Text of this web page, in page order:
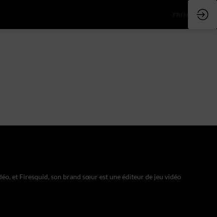
FR
et Firesquid, son brand sœur est une éditeur de jeu vidéo